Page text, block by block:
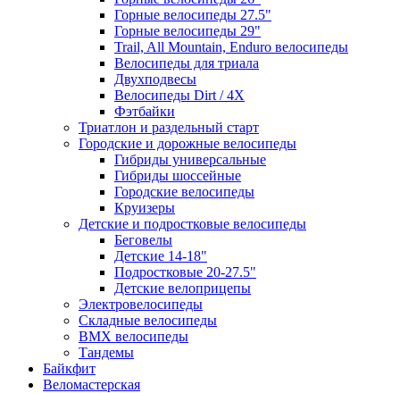
Горные велосипеды 27.5"
Горные велосипеды 29"
Trail, All Mountain, Enduro велосипеды
Велосипеды для триала
Двухподвесы
Велосипеды Dirt / 4X
Фэтбайки
Триатлон и раздельный старт
Городские и дорожные велосипеды
Гибриды универсальные
Гибриды шоссейные
Городские велосипеды
Круизеры
Детские и подростковые велосипеды
Беговелы
Детские 14-18"
Подростковые 20-27.5"
Детские велоприцепы
Электровелосипеды
Складные велосипеды
BMX велосипеды
Тандемы
Байкфит
Веломастерская